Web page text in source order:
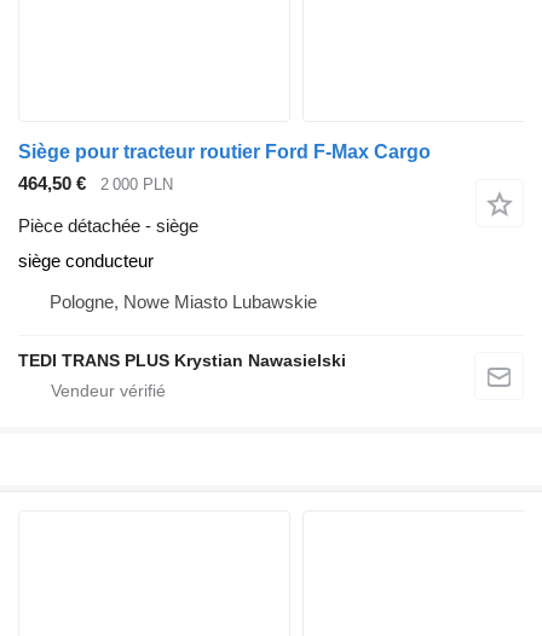
Siège pour tracteur routier Ford F-Max Cargo
464,50 €
2 000 PLN
Pièce détachée - siège
siège conducteur
Pologne, Nowe Miasto Lubawskie
TEDI TRANS PLUS Krystian Nawasielski